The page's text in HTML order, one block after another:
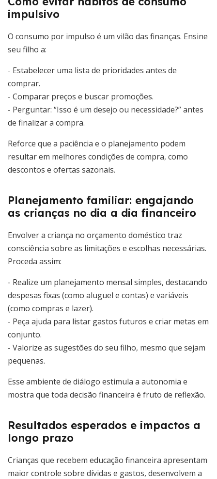
impulsivo
O consumo por impulso é um vilão das finanças. Ensine
seu filho a:
- Estabelecer uma lista de prioridades antes de
comprar.
- Comparar preços e buscar promoções.
- Perguntar: “Isso é um desejo ou necessidade?” antes
de finalizar a compra.
Reforce que a paciência e o planejamento podem
resultar em melhores condições de compra, como
descontos e ofertas sazonais.
Planejamento familiar: engajando
as crianças no dia a dia financeiro
Envolver a criança no orçamento doméstico traz
consciência sobre as limitações e escolhas necessárias.
Proceda assim:
- Realize um planejamento mensal simples, destacando
despesas fixas (como aluguel e contas) e variáveis
(como compras e lazer).
- Peça ajuda para listar gastos futuros e criar metas em
conjunto.
- Valorize as sugestões do seu filho, mesmo que sejam
pequenas.
Esse ambiente de diálogo estimula a autonomia e
mostra que toda decisão financeira é fruto de reflexão.
Resultados esperados e impactos a
longo prazo
Crianças que recebem educação financeira apresentam
maior controle sobre dívidas e gastos, desenvolvem a